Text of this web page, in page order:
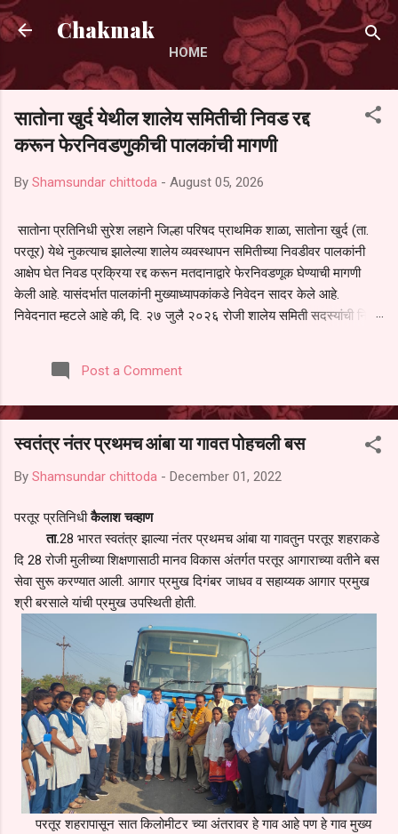
Skip to main content
Chakmak
HOME
सातोना खुर्द येथील शालेय समितीची निवड रद्द
करून फेरनिवडणुकीची पालकांची मागणी
By Shamsundar chittoda - August 05, 2026
सातोना प्रतिनिधी सुरेश लहाने जिल्हा परिषद प्राथमिक शाळा, सातोना खुर्द (ता.
परतूर) येथे नुकत्याच झालेल्या शालेय व्यवस्थापन समितीच्या निवडीवर पालकांनी
आक्षेप घेत निवड प्रक्रिया रद्द करून मतदानाद्वारे फेरनिवडणूक घेण्याची मागणी
केली आहे. यासंदर्भात पालकांनी मुख्याध्यापकांकडे निवेदन सादर केले आहे.
निवेदनात म्हटले आहे की, दि. २७ जुलै २०२६ रोजी शालेय समिती सदस्यांची निवड
पालकांना देण्यात आली नसल्याने मोठ्या संख्येने पालक बैठकीस उपस्थित राहू शकले
नाहीत. तसेच सर्व पालकांना विश्वासात न घेता निवड प्रक्रिया पूर्ण करण्यात
करण्यात यावी आणि सर्व पालकांच्या उपस्थितीत मतदान पद्धतीने शालेय समितीची
फेरनिवडणूक घेण्यात यावी, अशी मागणी पालकांनी केली आहे. या निवेदनाच्या प्रती
परतूर यांनाही पाठविण्यात आल्या असून प्रशासन याबाबत काय निर्णय घेते, याकडे
पालकांचे लक्ष लागले आहे. या न...
Post a Comment
स्वतंत्र नंतर प्रथमच आंबा या गावत पोहचली बस
By Shamsundar chittoda - December 01, 2022
परतूर प्रतिनिधीकैलाश चव्हाण
ता.28 भारत स्वतंत्र झाल्या नंतर प्रथमच आंबा या गावतुन परतूर शहराकडे
दि 28 रोजी मुलीच्या शिक्षणासाठी मानव विकास अंतर्गत परतूर आगाराच्या वतीने बस
सेवा सुरू करण्यात आली. आगार प्रमुख दिगंबर जाधव व सहाय्यक आगार प्रमुख
श्री बरसाले यांची प्रमुख उपस्थिती होती.
परतूर शहरापासून सात किलोमीटर च्या अंतरावर हे गाव आहे पण हे गाव मुख्य